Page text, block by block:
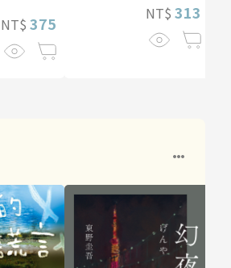
NT$ 375
NT$ 313